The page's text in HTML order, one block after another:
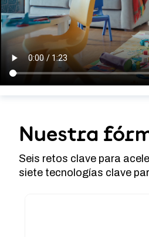
Nuestra
Seis retos clave para
siete tecnologías clave